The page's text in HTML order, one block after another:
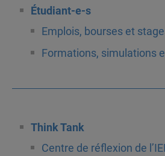
Étudiant-e-s
Emplois, bourses et
Formations, simulations
Think Tank
Centre de réflexion de